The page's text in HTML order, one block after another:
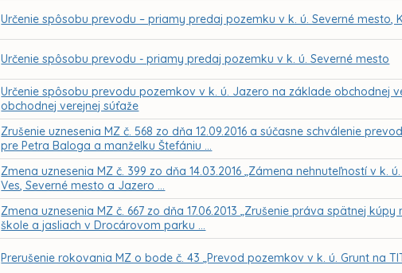
Určenie spôsobu prevodu – priamy predaj pozemku v k. ú. Severné mesto,
Určenie spôsobu prevodu - priamy predaj pozemku v k. ú. Severné mesto
Určenie spôsobu prevodu pozemkov v k. ú. Jazero na základe obchodnej
obchodnej verejnej súťaže
Zrušenie uznesenia MZ č. 568 zo dňa 12.09.2016 a súčasne schválenie
pre Petra Baloga a manželku Štefániu ...
Zmena uznesenia MZ č. 399 zo dňa 14.03.2016 „Zámena nehnuteľností v k.
Ves, Severné mesto a Jazero ...
Zmena uznesenia MZ č. 667 zo dňa 17.06.2013 „Zrušenie práva spätnej
škole a jasliach v Drocárovom parku ...
Prerušenie rokovania MZ o bode č. 43 „Prevod pozemkov v k. ú. Grunt na